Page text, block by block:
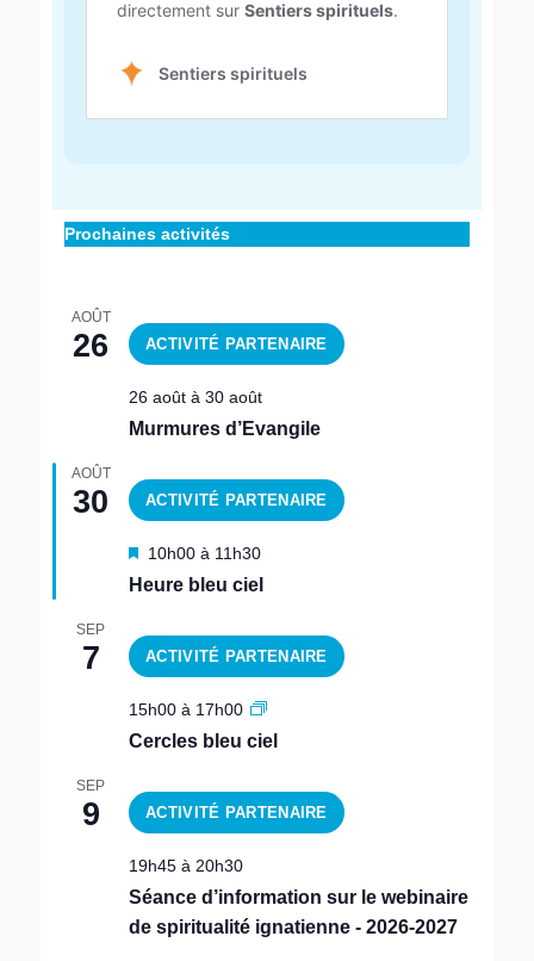
Activités
la
Maison
Sentiers
spirituels
inscription
␣
spirituels
Prochaines activités
AOÛT
26
26 août à 30 août
Murmures d’Evangile
AOÛT
30
M
s
n
a
a
n
10h00 à 11h30
Heure bleu ciel
SEP
7
15h00 à 17h00
Cercles bleu ciel
SEP
9
19h45 à 20h30
Séance d’information sur le webinaire
de spiritualité ignatienne - 2026-2027